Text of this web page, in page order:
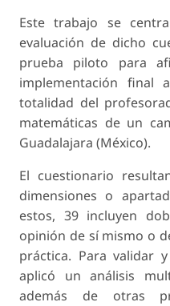
Este trabajo se
evaluación de dicho
prueba piloto para
implementación final
totalidad del
matemáticas de un
Guadalajara (México).
El cuestionario
dimensiones o
estos, 39 incluyen
opinión de sí mismo o
práctica. Para validar
aplicó un análisis
además de otras